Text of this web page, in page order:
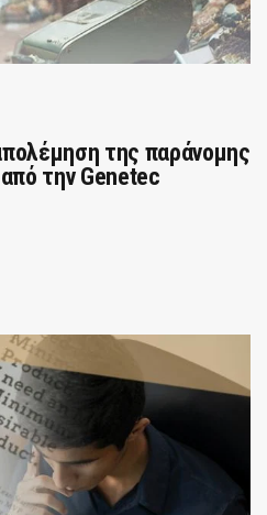
της παράνομης
την Genetec